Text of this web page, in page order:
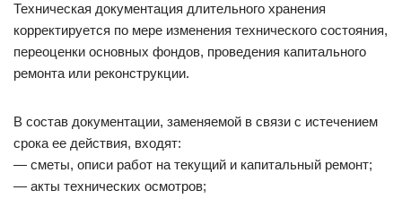
Техническая документация длительного хранения
корректируется по мере изменения технического состояния,
переоценки основных фондов, проведения капитального
ремонта или реконструкции.
В состав документации, заменяемой в связи с истечением
срока ее действия, входят:
— сметы, описи работ на текущий и капитальный ремонт;
— акты технических осмотров;